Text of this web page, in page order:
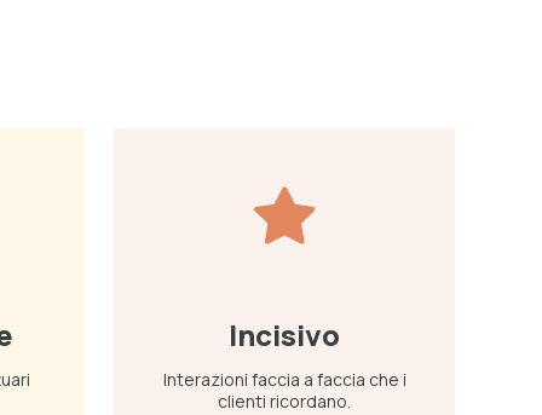
Incisivo
Interazioni faccia a faccia che i
clienti ricordano.